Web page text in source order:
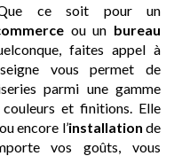
ce soit pour un
ou un bureau
faites appel à
vous permet de
parmi une gamme
et finitions. Elle
encore l’installation de
vos goûts, vous